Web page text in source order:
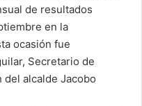
de resultados
en la
ocasión fue
Secretario de
alcalde Jacobo